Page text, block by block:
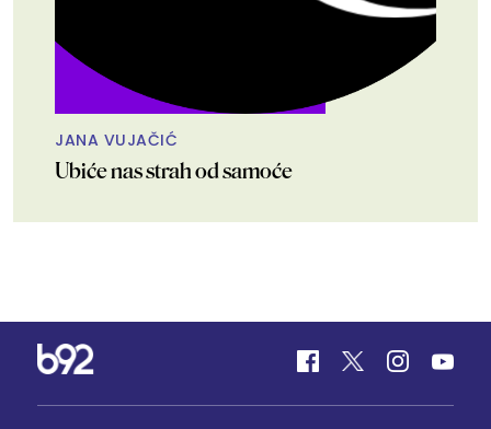
JANA VUJAČIĆ
Ubiće nas strah od samoće